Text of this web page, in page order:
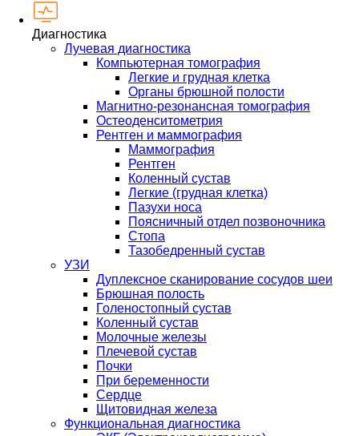
Диагностика
Лучевая диагностика
Компьютерная томография
Легкие и грудная клетка
Органы брюшной полости
Магнитно-резонансная томография
Остеоденситометрия
Рентген и маммография
Маммография
Рентген
Коленный сустав
Легкие (грудная клетка)
Пазухи носа
Поясничный отдел позвоночника
Стопа
Тазобедренный сустав
УЗИ
Дуплексное сканирование сосудов шеи
Брюшная полость
Голеностопный сустав
Коленный сустав
Молочные железы
Плечевой сустав
Почки
При беременности
Сердце
Щитовидная железа
Функциональная диагностика